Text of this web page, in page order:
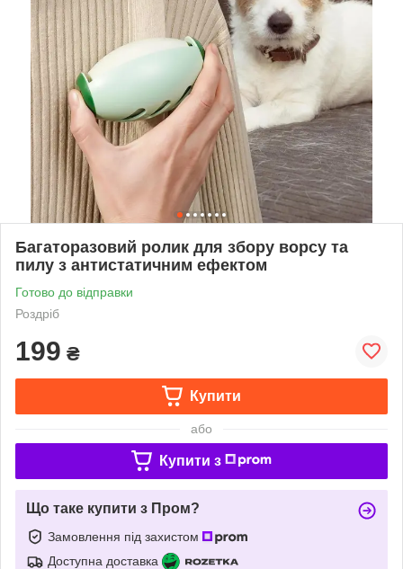
Багаторазовий ролик для збору ворсу та
пилу з антистатичним ефектом
Готово до відправки
Роздріб
199 ₴
Купити
або
Купити з
Що таке купити з Пром?
Замовлення під захистом
Доступна доставка